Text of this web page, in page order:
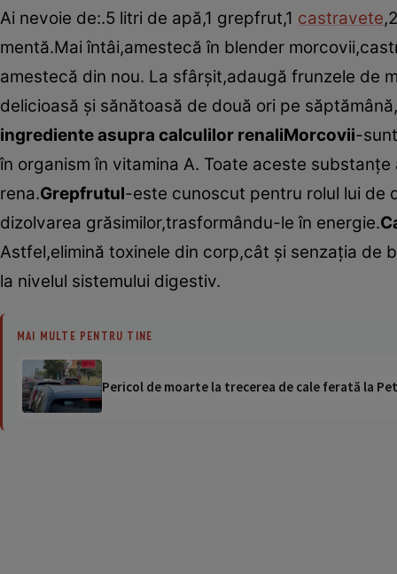
Ai nevoie de:.5 litri de apă,1 grepfrut,1 castravete
mentă.Mai întâi,amestecă în blender
amestecă din nou. La sfârşit,adaugă frunzele de
delicioasă şi sănătoasă de două ori pe
ingrediente asupra calculilor renaliMorcovii-
în organism în vitamina A. Toate aceste
rena.Grepfrutul-este cunoscut pentru rolul lui de
dizolvarea grăsimilor,trasformându-le în energie.
Astfel,elimină toxinele din corp,cât şi senzaţia de
la nivelul sistemului digestiv.
MAI MULTE PENTRU TINE
Pericol de moarte la trecerea de cale ferată la